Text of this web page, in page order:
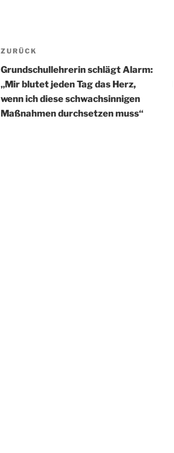
Beitragsnavigation
Vorheriger
Beitrag
ZURÜCK
Grundschullehrerin schlägt Alarm:
„Mir blutet jeden Tag das Herz,
wenn ich diese schwachsinnigen
Maßnahmen durchsetzen muss“